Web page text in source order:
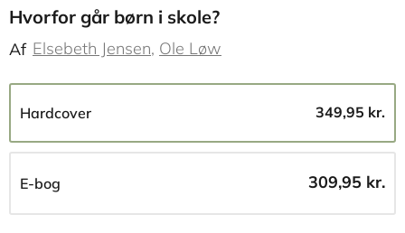
Hvorfor går børn i skole?
Af Elsebeth Jensen Ole Løw
Hardcover 349,95 kr.
E-bog 309,95 kr.